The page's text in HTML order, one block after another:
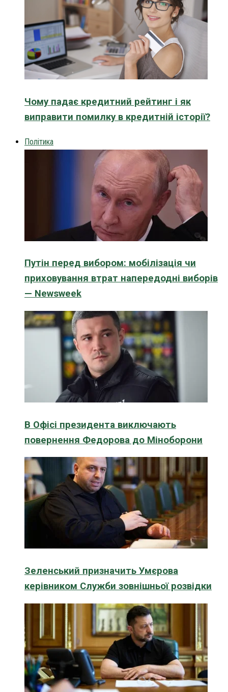
Чому падає кредитний рейтинг і як
виправити помилку в кредитній історії?
Політика
Путін перед вибором: мобілізація чи
приховування втрат напередодні виборів
— Newsweek
В Офісі президента виключають
повернення Федорова до Міноборони
Зеленський призначить Умєрова
керівником Служби зовнішньої розвідки